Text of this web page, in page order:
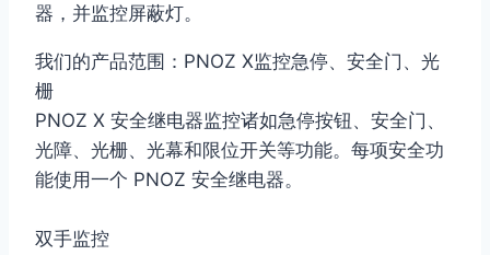
器，并监控屏蔽灯。
我们的产品范围：PNOZ X监控急停、安全门、光
栅
PNOZ X 安全继电器监控诸如急停按钮、安全门、
光障、光栅、光幕和限位开关等功能。每项安全功
能使用一个 PNOZ 安全继电器。
双手监控